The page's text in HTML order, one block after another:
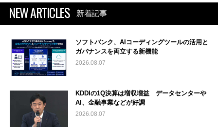
NEW ARTICLES 新着記事
ソフトバンク、AIコーディングツールの活用と
ガバナンスを両立する新機能
2026.08.07
KDDIの1Q決算は増収増益 データセンターや
AI、金融事業などが好調
2026.08.07